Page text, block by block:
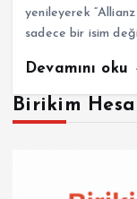
yenileyerek “Allianz
sadece bir isim
Devamını oku
Birikim